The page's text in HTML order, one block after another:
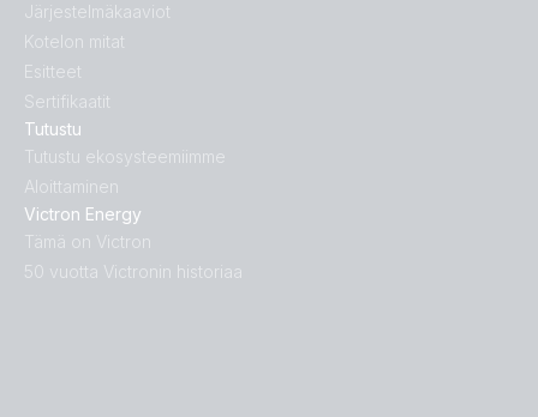
Tutustu
Tutustu ekosysteemiimme
Aloittaminen
Victron Energy
Tämä on Victron
50 vuotta Victronin historiaa
Järjestelmäkaaviot
Kotelon mitat
Esitteet
Sertifikaatit